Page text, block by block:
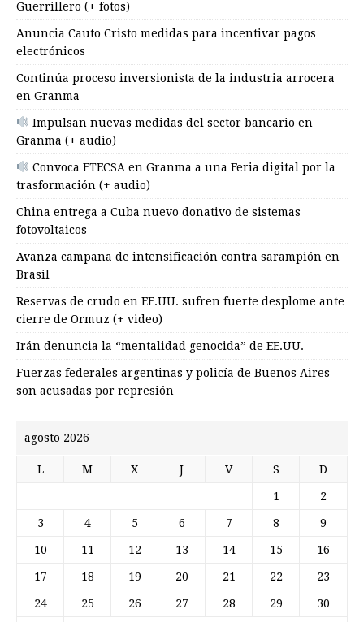
Guerrillero (+ fotos)
Anuncia Cauto Cristo medidas para incentivar pagos
electrónicos
Continúa proceso inversionista de la industria arrocera
en Granma
Impulsan nuevas medidas del sector bancario en
Granma (+ audio)
Convoca ETECSA en Granma a una Feria digital por la
trasformación (+ audio)
China entrega a Cuba nuevo donativo de sistemas
fotovoltaicos
Avanza campaña de intensificación contra sarampión en
Brasil
Reservas de crudo en EE.UU. sufren fuerte desplome ante
cierre de Ormuz (+ video)
Irán denuncia la “mentalidad genocida” de EE.UU.
Fuerzas federales argentinas y policía de Buenos Aires
son acusadas por represión
agosto 2026
L M X J V S D
1 2
3 4 5 6 7 8 9
10 11 12 13 14 15 16
17 18 19 20 21 22 23
24 25 26 27 28 29 30